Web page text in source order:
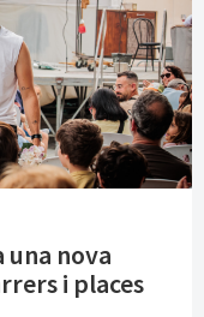
una nova
i places